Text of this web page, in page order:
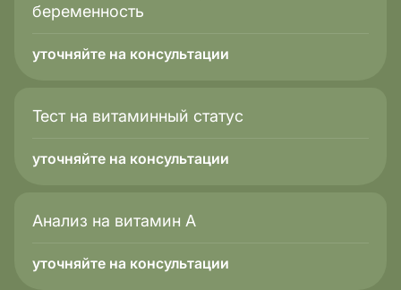
беременность
уточняйте на консультации
Тест на витаминный статус
уточняйте на консультации
Анализ на витамин А
уточняйте на консультации